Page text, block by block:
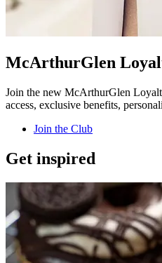
McArthurGlen
Join the new McArthurGlen
access, exclusive benefits,
Join the Club
Get inspired